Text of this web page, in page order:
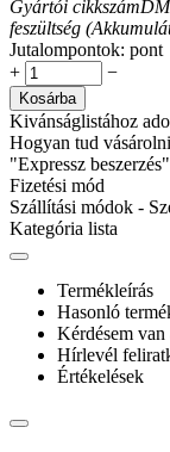
Gyártói cikkszám
feszültség
Jutalompontok: pont
+
−
Kosárba
Kivánságlistához
Hogyan tud
"Expressz
Fizetési mód
Szállítási módok -
Kategória lista
Termékleírás
Hasonló
Kérdésem van
Hírlevél
Értékelések